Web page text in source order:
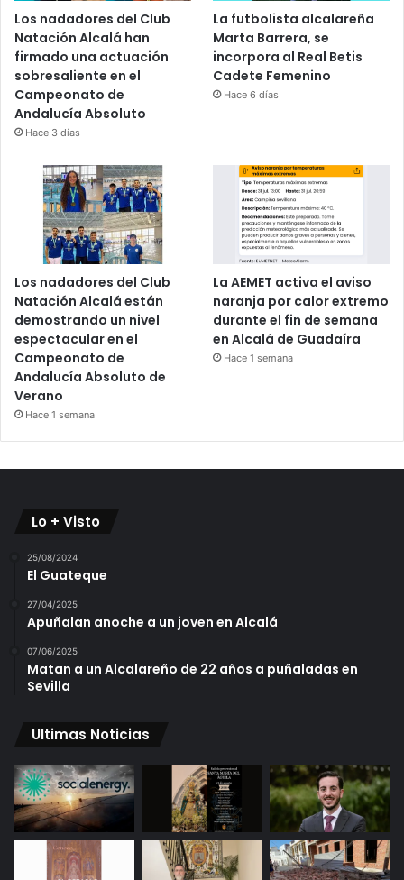
Los nadadores del Club
Natación Alcalá han
firmado una actuación
sobresaliente en el
Campeonato de
Andalucía Absoluto
Hace 3 días
La futbolista alcalareña
Marta Barrera, se
incorpora al Real Betis
Cadete Femenino
Hace 6 días
Los nadadores del Club
Natación Alcalá están
demostrando un nivel
espectacular en el
Campeonato de
Andalucía Absoluto de
Verano
Hace 1 semana
La AEMET activa el aviso
naranja por calor extremo
durante el fin de semana
en Alcalá de Guadaíra
Hace 1 semana
Lo + Visto
25/08/2024
El Guateque
27/04/2025
Apuñalan anoche a un joven en Alcalá
07/06/2025
Matan a un Alcalareño de 22 años a puñaladas en
Sevilla
Ultimas Noticias